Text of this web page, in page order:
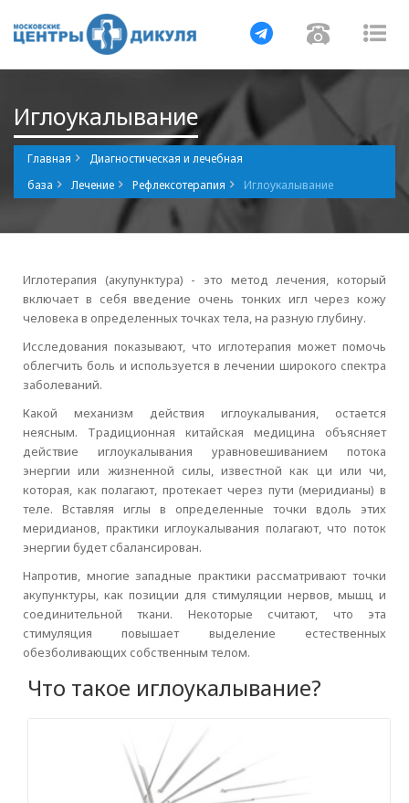
Навигация
Иглоукалывание
Главная
Диагностическая и лечебная
база
Лечение Рефлексотерапия Иглоукалывание
Иглотерапия (акупунктура) - это метод лечения, который
включает в себя введение очень тонких игл через кожу
человека в определенных точках тела, на разную глубину.
Исследования показывают, что иглотерапия может помочь
облегчить боль и используется в лечении широкого спектра
заболеваний.
Какой механизм действия иглоукалывания, остается
неясным. Традиционная китайская медицина объясняет
действие иглоукалывания уравновешиванием потока
энергии или жизненной силы, известной как ци или чи,
которая, как полагают, протекает через пути (меридианы) в
теле. Вставляя иглы в определенные точки вдоль этих
меридианов, практики иглоукалывания полагают, что поток
энергии будет сбалансирован.
Напротив, многие западные практики рассматривают точки
акупунктуры, как позиции для стимуляции нервов, мышц и
соединительной ткани. Некоторые считают, что эта
стимуляция повышает выделение естественных
обезболивающих собственным телом.
Что такое иглоукалывание?